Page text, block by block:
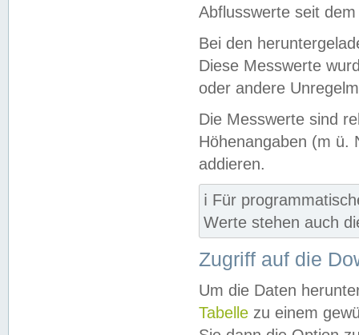
Abflusswerte seit
Bei den
Diese Messwerte
oder andere
Die Messwerte sind
Höhenangaben (m ü.
addieren.
ℹ️ Für
Werte stehen auch
Zugriff auf die
Um die Daten
Tabelle zu einem